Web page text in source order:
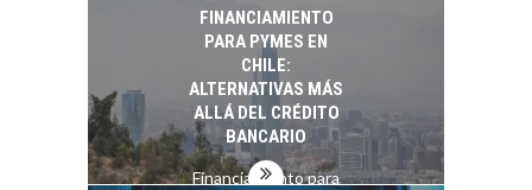
recursos humanos en
las empresas…
FINANCIAMIENTO
PARA PYMES EN
CHILE:
ALTERNATIVAS MÁS
ALLÁ DEL CRÉDITO
BANCARIO
Financiamiento para